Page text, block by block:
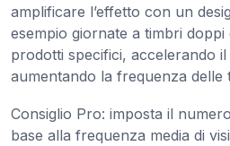
amplificare l’effetto con un
esempio giornate a timbri
prodotti specifici, accelerando
aumentando la frequenza delle
Consiglio Pro: imposta il
base alla frequenza media di